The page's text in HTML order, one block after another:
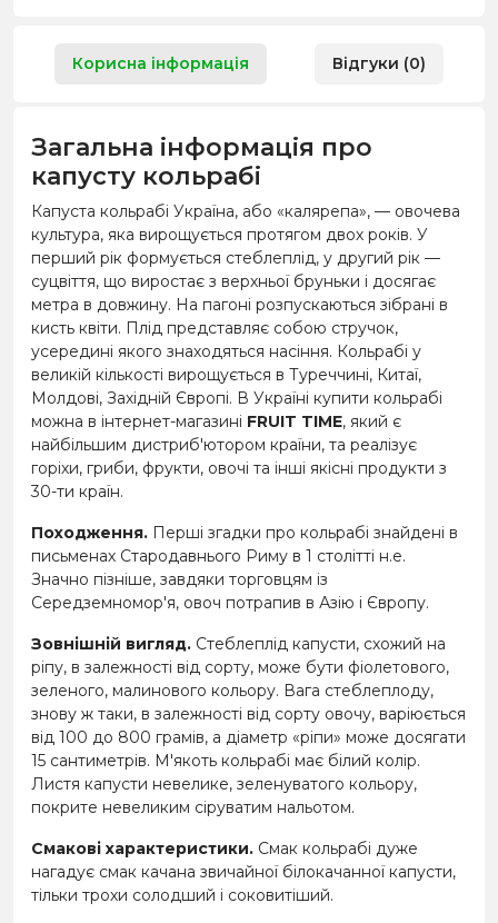
Корисна інформація Відгуки (0)
Загальна інформація про
капусту кольрабі
Капуста кольрабі Україна, або «калярепа», — овочева
культура, яка вирощується протягом двох років. У
перший рік формується стеблеплід, у другий рік —
суцвіття, що виростає з верхньої бруньки і досягає
метра в довжину. На пагоні розпускаються зібрані в
кисть квіти. Плід представляє собою стручок,
усередині якого знаходяться насіння. Кольрабі у
великій кількості вирощується в Туреччині, Китаї,
Молдові, Західній Європі. В Україні купити кольрабі
можна в інтернет-магазині FRUIT TIME, який є
найбільшим дистриб'ютором країни, та реалізує
горіхи, гриби, фрукти, овочі та інші якісні продукти з
30-ти країн.
Походження. Перші згадки про кольрабі знайдені в
письменах Стародавнього Риму в 1 столітті н.е.
Значно пізніше, завдяки торговцям із
Середземномор'я, овоч потрапив в Азію і Європу.
Зовнішній вигляд. Стеблеплід капусти, схожий на
ріпу, в залежності від сорту, може бути фіолетового,
зеленого, малинового кольору. Вага стеблеплоду,
знову ж таки, в залежності від сорту овочу, варіюється
від 100 до 800 грамів, а діаметр «ріпи» може досягати
15 сантиметрів. М'якоть кольрабі має білий колір.
Листя капусти невелике, зеленуватого кольору,
покрите невеликим сіруватим нальотом.
Смакові характеристики. Смак кольрабі дуже
нагадує смак качана звичайної білокачанної капусти,
тільки трохи солодший і соковитіший.